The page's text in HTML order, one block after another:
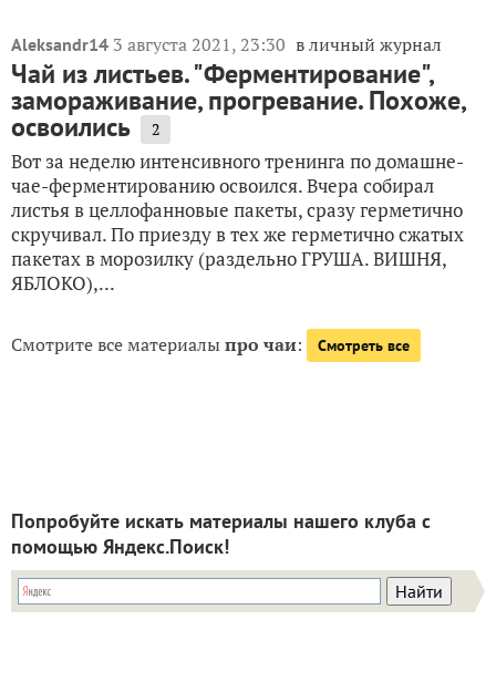
Aleksandr14 3 августа 2021, 23:30 в личный журнал
Чай из листьев. "Ферментирование",
замораживание, прогревание. Похоже,
освоились 2
Вот за неделю интенсивного тренинга по домашне-
чае-ферментированию освоился. Вчера собирал
листья в целлофанновые пакеты, сразу герметично
скручивал. По приезду в тех же герметично сжатых
пакетах в морозилку (раздельно ГРУША. ВИШНЯ,
ЯБЛОКО),...
Смотрите все материалыпро чаи: Смотреть все
Попробуйте искать материалы нашего клуба с
помощью Яндекс.Поиск!